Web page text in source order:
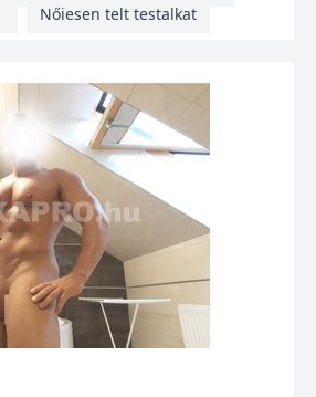
Nőiesen telt testalkat